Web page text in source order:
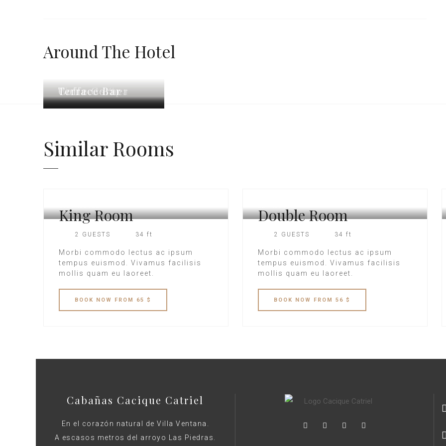
Around The Hotel
Wellness Spa
Coffe Corner
Terrace Bar
SimilarRooms
King Room
2 GUESTS 34 ft
Morbi commodo lectus ac ipsum
tempus euismod. Vivamus facilisis
mollis quam eu laoreet.
BOOK NOW FROM 65 $
Double Room
2 GUESTS 34 ft
Morbi commodo lectus ac ipsum
tempus euismod. Vivamus facilisis
mollis quam eu laoreet.
BOOK NOW FROM 56 $
Cabañas Cacique Catriel
En el corazón natural de Villa Ventana.
A escasos metros del arroyo Las Piedras.